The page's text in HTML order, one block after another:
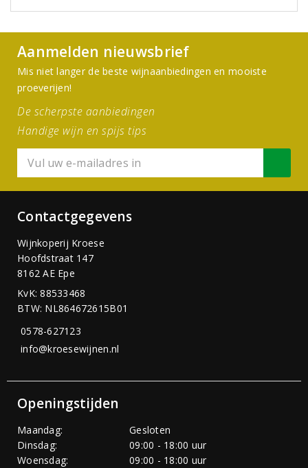
Aanmelden nieuwsbrief
Mis niet langer de beste wijnaanbiedingen en mooiste
proeverijen!
De scherpste aanbiedingen
Handige wijn en spijs tips
Contactgegevens
Wijnkoperij Kroese
Hoofdstraat 147
8162 AE Epe
KvK: 88533468
BTW: NL864672615B01
0578-627123
info@kroesewijnen.nl
Openingstijden
Maandag:
Gesloten
Dinsdag:
09:00 - 18:00 uur
Woensdag:
09:00 - 18:00 uur